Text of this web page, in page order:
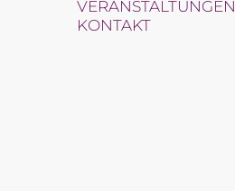
VERANSTALTUNGEN
KONTAKT